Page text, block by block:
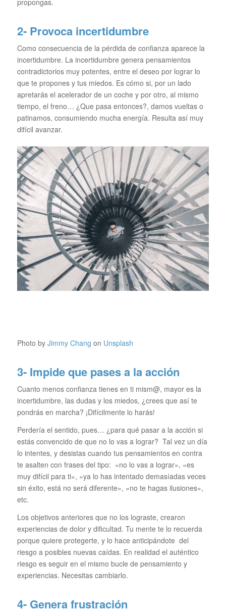
2- Provoca incertidumbre
Como consecuencia de la pérdida de confianza aparece la
incertidumbre. La incertidumbre genera pensamientos
contradictorios muy potentes, entre el deseo por lograr lo
que te propones y tus miedos. Es cómo si, por un lado
apretarás el acelerador de un coche y por otro, al mismo
tiempo, el freno… ¿Que pasa entonces?, damos vueltas o
patinamos, consumiendo mucha energía. Resulta así muy
difícil avanzar.
Photo by Jimmy Chang on Unsplash
3- Impide que pases a la acción
Cuanto menos confianza tienes en ti mism@, mayor es la
incertidumbre, las dudas y los miedos, ¿crees que así te
pondrás en marcha? ¡Difícilmente lo harás!
Perdería el sentido, pues… ¿para qué pasar a la acción si
estás convencido de que no lo vas a lograr? Tal vez un día
lo intentes, y desistas cuando tus pensamientos en contra
te asalten con frases del tipo: «no lo vas a lograr», «es
muy difícil para ti», «ya lo has intentado demasíadas veces
sin éxito, está no será diferente», «no te hagas ilusiones»,
etc.
Los objetivos anteriores que no los lograste, crearon
experiencias de dolor y dificultad. Tu mente te lo recuerda
porque quiere protegerte, y lo hace anticipándote del
riesgo a posibles nuevas caídas. En realidad el auténtico
riesgo es seguir en el mismo bucle de pensamiento y
experiencias. Necesitas cambiarlo.
4- Genera frustración